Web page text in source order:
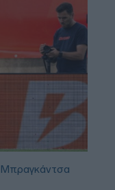
Μπραγκάντσα